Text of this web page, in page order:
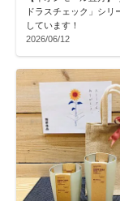
ドラスチェック」シリ
しています！
2026/06/12